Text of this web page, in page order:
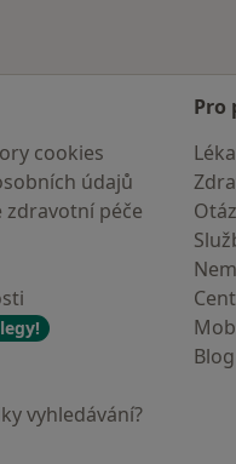
cookies
údajů
zdravotní péče
vyhledávání?
Pro